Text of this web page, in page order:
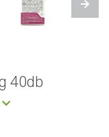
Next
40db